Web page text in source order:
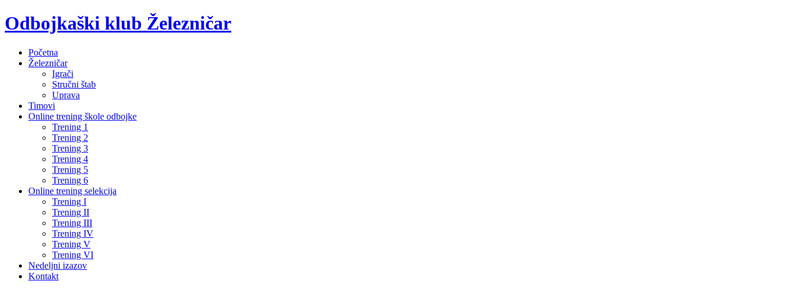
Odbojkaški klub Železničar
Početna
Železničar
Igrači
Stručni štab
Uprava
Timovi
Online trening škole odbojke
Trening 1
Trening 2
Trening 3
Trening 4
Trening 5
Trening 6
Online trening selekcija
Trening I
Trening II
Trening III
Trening IV
Trening V
Trening VI
Nedeljni izazov
Kontakt